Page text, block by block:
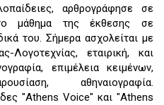
αρθρογράφησε σε
μάθημα της έκθεσης σε
του. Σήμερα ασχολείται με
Λογοτεχνίας, εταιρική, και
επιμέλεια κειμένων,
αθηναιογραφία.
"Athens Voice" και "Athens